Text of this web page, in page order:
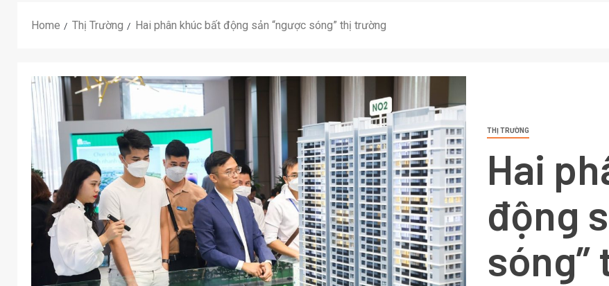
Home Thị Trường Hai phân khúc bất động sản “ngược sóng” thị trường
THỊ TRƯỜNG
Hai
động